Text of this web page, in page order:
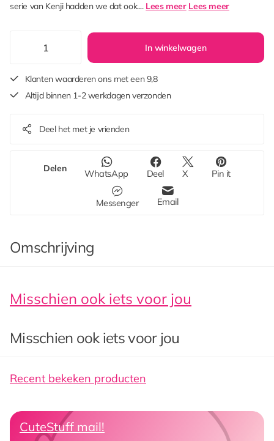
serie van Kenji hadden we dat ook.... Lees meer Lees meer
In winkelwagen
Klanten waarderen ons met een 9,8
Altijd binnen 1-2 werkdagen verzonden
Deel het met je vrienden
Delen WhatsApp Deel X Pin it
Messenger Email
Omschrijving
Misschien ook iets voor jou
Misschien ook iets voor jou
Recent bekeken producten
CuteStuff mail!